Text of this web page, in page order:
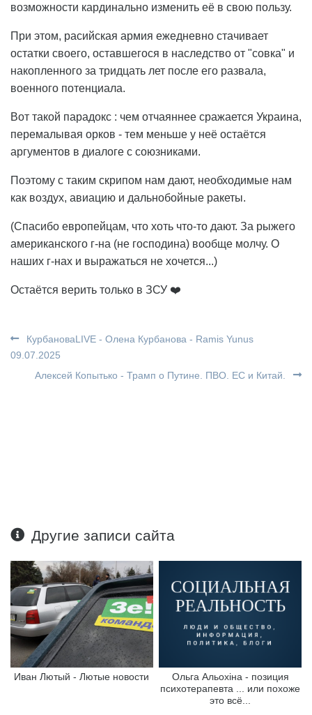
возможности кардинально изменить её в свою пользу.
При этом, расийская армия ежедневно стачивает
остатки своего, оставшегося в наследство от "совка" и
накопленного за тридцать лет после его развала,
военного потенциала.
Вот такой парадокс : чем отчаяннее сражается Украина,
перемалывая орков - тем меньше у неё остаётся
аргументов в диалоге с союзниками.
Поэтому с таким скрипом нам дают, необходимые нам
как воздух, авиацию и дальнобойные ракеты.
(Спасибо европейцам, что хоть что-то дают. За рыжего
американского г-на (не господина) вообще молчу. О
наших г-нах и выражаться не хочется...)
Остаётся верить только в ЗСУ ❤️
КурбановаLIVE - Олена Курбанова - Ramis Yunus
09.07.2025
Алексей Копытько - Трамп о Путине. ПВО. ЕС и Китай.
Другие записи сайта
Иван Лютый - Лютые новости
Ольга Альохіна - позиция
психотерапевта ... или похоже
это всё...